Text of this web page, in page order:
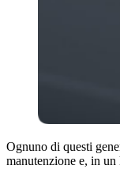
Ognuno di questi
manutenzione e, in